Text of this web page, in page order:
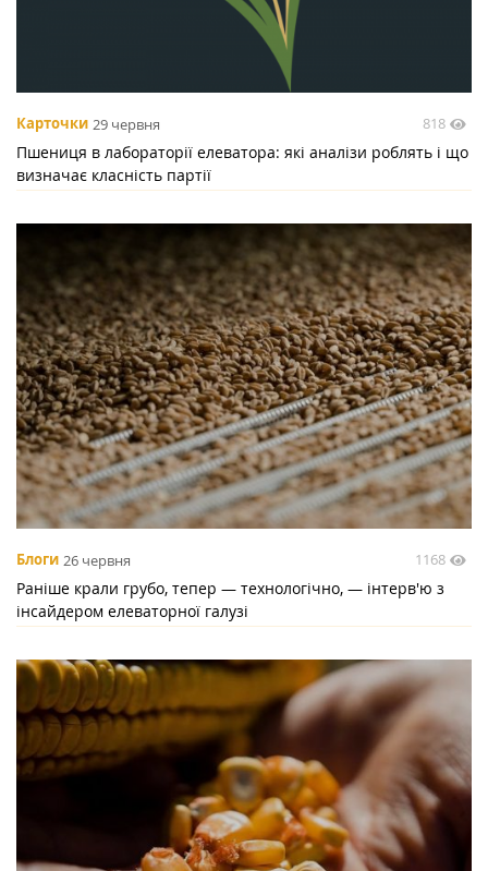
Карточки 29 червня 818
Пшениця в лабораторії елеватора: які аналізи роблять і що
визначає класність партії
Блоги 26 червня 1168
Раніше крали грубо, тепер — технологічно, — інтерв'ю з
інсайдером елеваторної галузі